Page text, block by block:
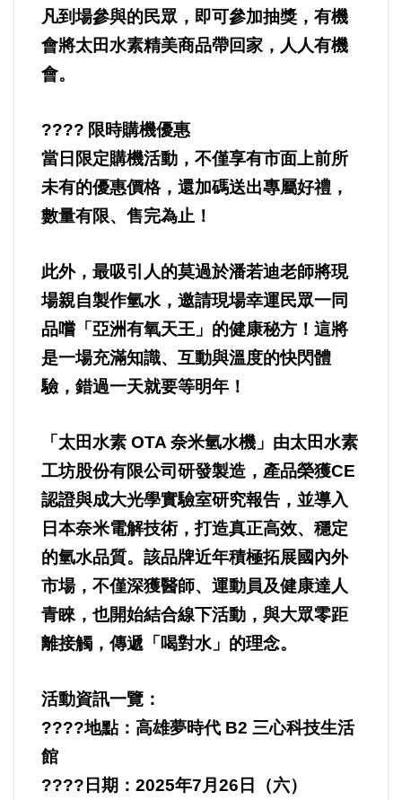
好人好事/人物介紹
凡到場參與的民眾，即可參加抽獎，有機
會將太田水素精美商品帶回家，人人有機
會。
???? 限時購機優惠
當日限定購機活動，不僅享有市面上前所
未有的優惠價格，還加碼送出專屬好禮，
數量有限、售完為止！
此外，最吸引人的莫過於潘若迪老師將現
場親自製作氫水，邀請現場幸運民眾一同
品嚐「亞洲有氧天王」的健康秘方！這將
是一場充滿知識、互動與溫度的快閃體
驗，錯過一天就要等明年！
「太田水素 OTA 奈米氫水機」由太田水素
工坊股份有限公司研發製造，產品榮獲CE
認證與成大光學實驗室研究報告，並導入
日本奈米電解技術，打造真正高效、穩定
的氫水品質。該品牌近年積極拓展國內外
市場，不僅深獲醫師、運動員及健康達人
青睞，也開始結合線下活動，與大眾零距
離接觸，傳遞「喝對水」的理念。
活動資訊一覽：
????地點：高雄夢時代 B2 三心科技生活
館
???? 日期： 2025年7月 26 日（六）